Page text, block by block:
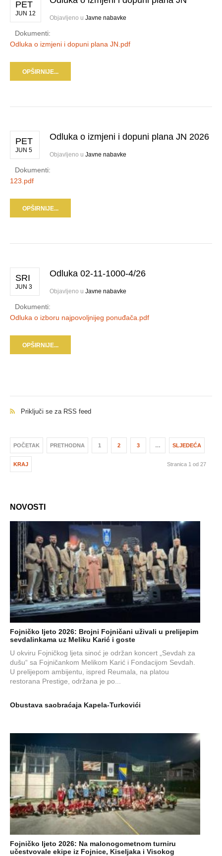
PET
JUN 12
Objavljeno u Javne nabavke
Dokumenti:
Odluka o izmjeni i dopuni plana JN.pdf
OPŠIRNIJE...
PET
JUN 5
Odluka o izmjeni i dopuni plana JN 2026
Objavljeno u Javne nabavke
Dokumenti:
123.pdf
OPŠIRNIJE...
SRI
JUN 3
Odluka 02-11-1000-4/26
Objavljeno u Javne nabavke
Dokumenti:
Odluka o izboru najpovoljnijeg ponuđača.pdf
OPŠIRNIJE...
Priključi se za RSS feed
POČETAK PRETHODNA 1 2 3 … SLJEDEĆA
KRAJ Stranica 1 od 27
NOVOSTI
Fojničko ljeto 2026: Brojni Fojničani uživali u prelijepim
sevdalinkama uz Meliku Karić i goste
U okviru Fojničkog ljeta sinoć je održan koncert „Sevdah za
dušu“ sa Fojničankom Melikom Karić i Fondacijom Sevdah.
U prelijepom ambijentu, ispred Reumala, na platou
restorana Prestige, održana je po...
Obustava saobraćaja Kapela-Turkovići
Fojničko ljeto 2026: Na malonogometnom turniru
učestvovale ekipe iz Fojnice, Kiseljaka i Visokog